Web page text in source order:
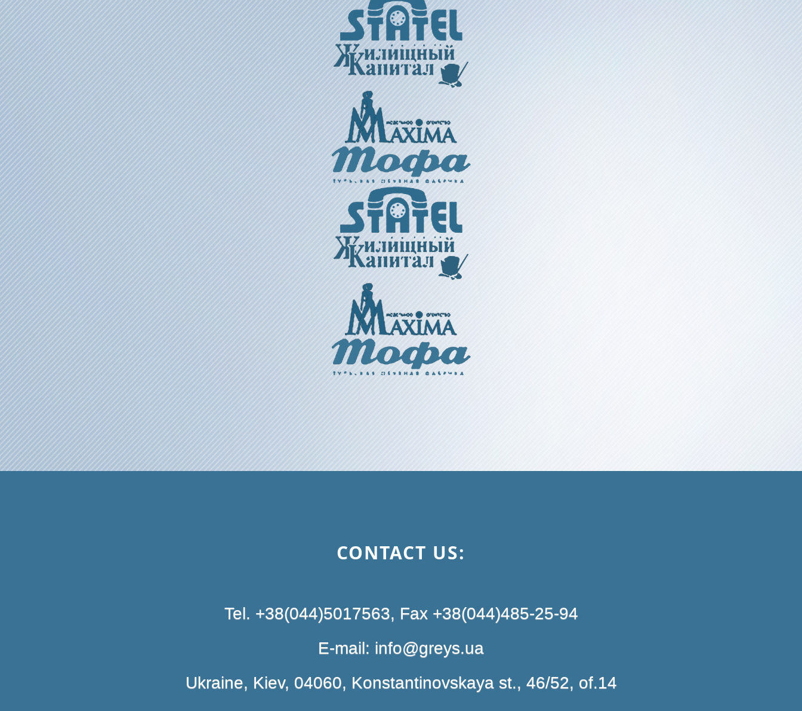
CONTACT US:
Tel. +38(044)5017563, Fax +38(044)485-25-94
E-mail: info@greys.ua
Ukraine, Kiev, 04060, Konstantinovskaya st., 46/52, of.14